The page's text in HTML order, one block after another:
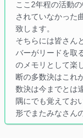
ここ2年程の活動
されていなかった
致します。
そちらには皆さん
バーがリードを取
のメモリとして楽
断の多数決はこれ
数決は今までとは
隅にでも覚えてお
形でまたみなさん